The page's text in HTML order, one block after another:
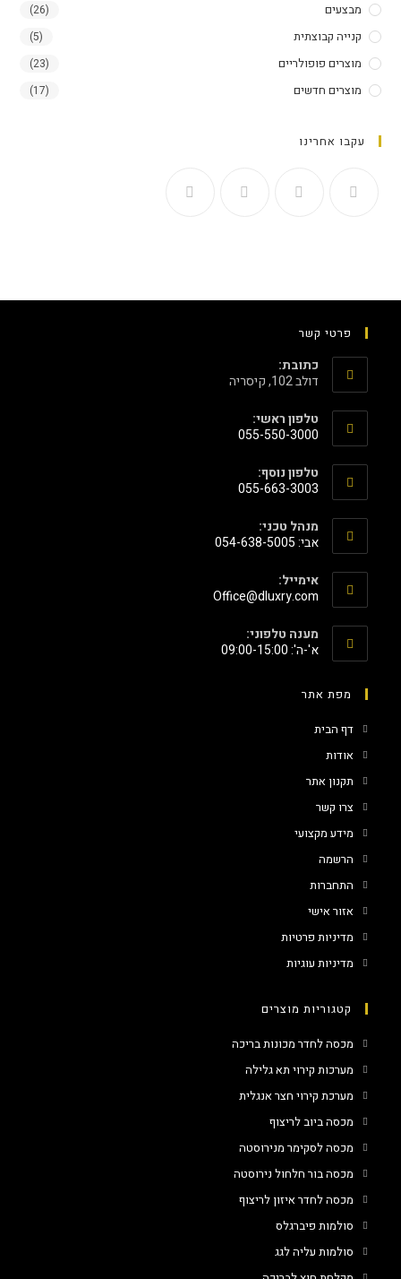
מבצעים (26)
קנייה קבוצתית (5)
מוצרים פופולריים (23)
מוצרים חדשים (17)
עקבו אחרינו
פרטי קשר
כתובת:
דולב 102, קיסריה
טלפון ראשי:
055-550-3000
טלפון נוסף:
055-663-3003
מנהל טכני:
אבי: 054-638-5005
אימייל:
‫Office@dluxry.com‬
מענה טלפוני:
א'-ה': 09:00-15:00
מפת אתר
דף הבית
אודות
תקנון אתר
צרו קשר
מידע מקצועי
הרשמה
התחברות
אזור אישי
מדיניות פרטיות
מדיניות עוגיות
קטגוריות מוצרים
מכסה לחדר מכונות בריכה
מערכות קירוי תא גלילה
מערכת קירוי חצר אנגלית
מכסה ביוב לריצוף
מכסה לסקימר מנירוסטה
מכסה בור חלחול נירוסטה
מכסה לחדר איזון לריצוף
סולמות פיברגלס
סולמות עליה לגג